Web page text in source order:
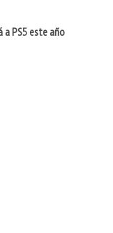
a PS5 este año